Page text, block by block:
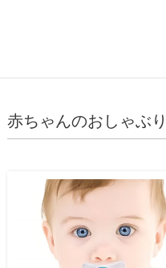
赤ちゃんのおしゃぶ